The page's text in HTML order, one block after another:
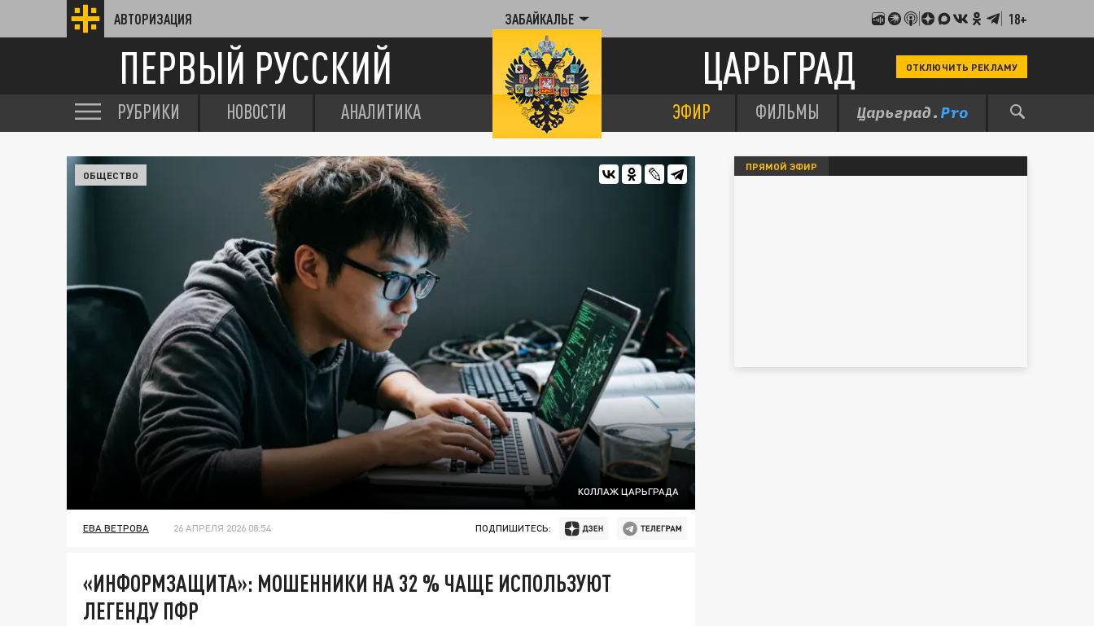
АВТОРИЗАЦИЯ ЗАБАЙКАЛЬЕ 18+
ПЕРВЫЙ РУССКИЙ ЦАРЬГРАД ОТКЛЮЧИТЬ РЕКЛАМУ
РУБРИКИ НОВОСТИ АНАЛИТИКА ЭФИР ФИЛЬМЫ
КОЛЛАЖ ЦАРЬГРАДА
ОБЩЕСТВО
ЕВА ВЕТРОВА 26 АПРЕЛЯ 2026 08:54 ПОДПИШИТЕСЬ:
«ИНФОРМЗАЩИТА»: МОШЕННИКИ НА 32 % ЧАЩЕ ИСПОЛЬЗУЮТ
ЛЕГЕНДУ ПФР
ПРЯМОЙ ЭФИР